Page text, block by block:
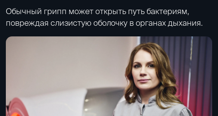
Обычный грипп может открыть путь бактериям,
повреждая слизистую оболочку в органах дыхания.